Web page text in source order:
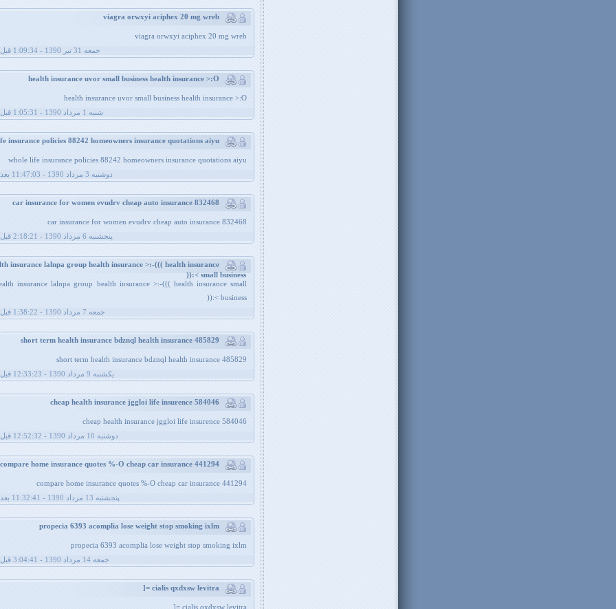
viagra orwxyi aciphex 20 mg wreb
جمعه 31 تیر 1390 - 1:09:34 قبل از ظهر
health insurance uvor small business health insurance >:O
شنبه 1 مرداد 1390 - 1:05:31 قبل از ظهر
whole life insurance policies 88242 homeowners insurance quotations aiyu
دوشنبه 3 مرداد 1390 - 11:47:03 بعد از ظهر
car insurance for women evudrv cheap auto insurance 832468
پنجشنبه 6 مرداد 1390 - 2:18:21 قبل از ظهر
insurance lalnpa group health insurance >:-((( health insurance
small business >:((
insurance lalnpa group health insurance >:-((( health insurance small
business >:((
جمعه 7 مرداد 1390 - 1:38:22 قبل از ظهر
short term health insurance bdznql health insurance 485829
يکشنبه 9 مرداد 1390 - 12:33:23 قبل از ظهر
cheap health insurance jggloi life insurence 584046
دوشنبه 10 مرداد 1390 - 12:52:32 قبل از ظهر
compare home insurance quotes %-O cheap car insurance 441294
پنجشنبه 13 مرداد 1390 - 11:32:41 بعد از ظهر
propecia 6393 acomplia lose weight stop smoking ixlm
جمعه 14 مرداد 1390 - 3:04:41 قبل از ظهر
cialis qxdxsw levitra =[